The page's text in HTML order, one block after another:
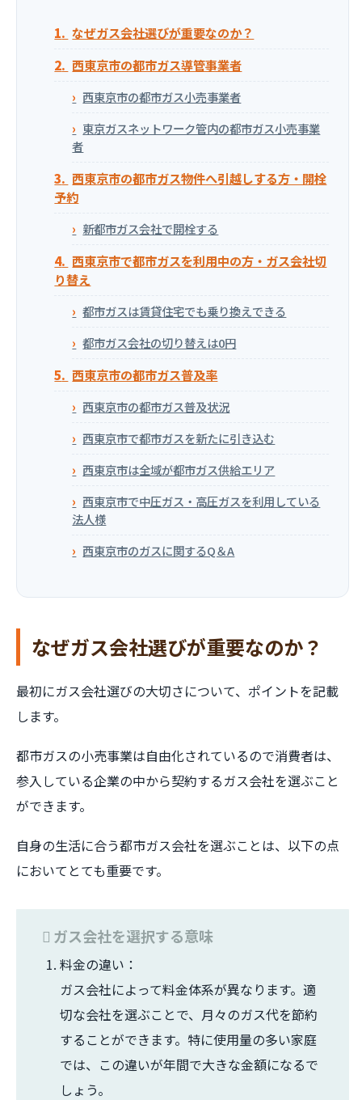
なぜガス会社選びが重要なのか？
西東京市の都市ガス導管事業者
西東京市の都市ガス小売事業者
東京ガスネットワーク管内の都市ガス小売事業
者
西東京市の都市ガス物件へ引越しする方・開栓
予約
新都市ガス会社で開栓する
西東京市で都市ガスを利用中の方・ガス会社切
り替え
都市ガスは賃貸住宅でも乗り換えできる
都市ガス会社の切り替えは0円
西東京市の都市ガス普及率
西東京市の都市ガス普及状況
西東京市で都市ガスを新たに引き込む
西東京市は全域が都市ガス供給エリア
西東京市で中圧ガス・高圧ガスを利用している
法人様
西東京市のガスに関するQ＆A
なぜガス会社選びが重要なのか？
最初にガス会社選びの大切さについて、ポイントを記載
します。
都市ガスの小売事業は自由化されているので消費者は、
参入している企業の中から契約するガス会社を選ぶこと
ができます。
自身の生活に合う都市ガス会社を選ぶことは、以下の点
においてとても重要です。
ガス会社を選択する意味
料金の違い：
ガス会社によって料金体系が異なります。適
切な会社を選ぶことで、月々のガス代を節約
することができます。特に使用量の多い家庭
では、この違いが年間で大きな金額になるで
しょう。